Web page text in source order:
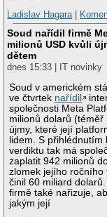
Ladislav Hagara|
Soud nařídil firmě
milionů USD kvůli
dětem
dnes 15:33 | IT novinky
Soud v americkém
ve čtvrtek nařídil
společnosti Meta
milionů dolarů (téměř
újmy, které její
lidem. S přihlédnutím
verdiktu tak má
zaplatit 942 milionů
zlomek jejího ročního
činil 60 miliard
firmě také nařizuje,
jakým její